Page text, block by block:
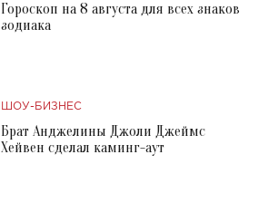
Гороскоп на 8 августа для всех знаков
зодиака
ШОУ-БИЗНЕС
Брат Анджелины Джоли Джеймс
Хейвен сделал каминг-аут